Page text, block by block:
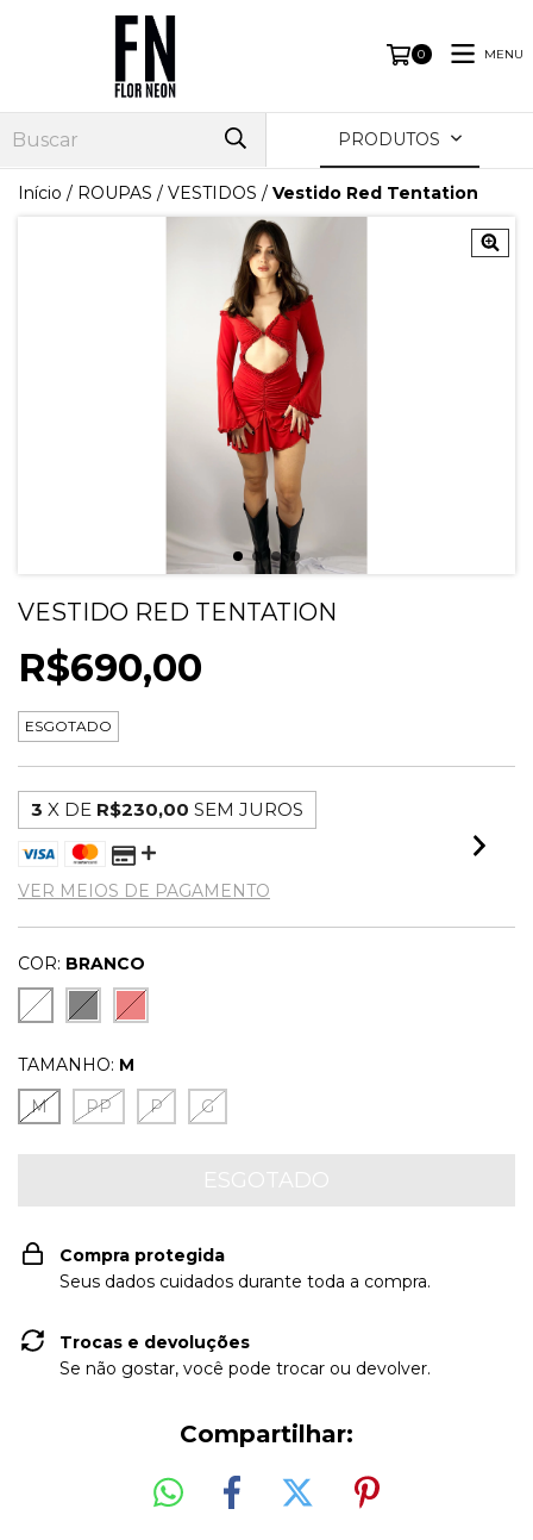
0 MENU
PRODUTOS
Início / ROUPAS / VESTIDOS / Vestido Red Tentation
VESTIDO RED TENTATION
R$690,00
ESGOTADO
3 X DE R$230,00 SEM JUROS
VER MEIOS DE PAGAMENTO
COR: BRANCO
TAMANHO: M
M
PP P G
Compra protegida
Seus dados cuidados durante toda a compra.
Trocas e devoluções
Se não gostar, você pode trocar ou devolver.
Compartilhar: